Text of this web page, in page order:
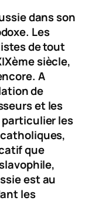
dans son
Les
de tout
siècle,
A
de
et les
les
que
est au
les